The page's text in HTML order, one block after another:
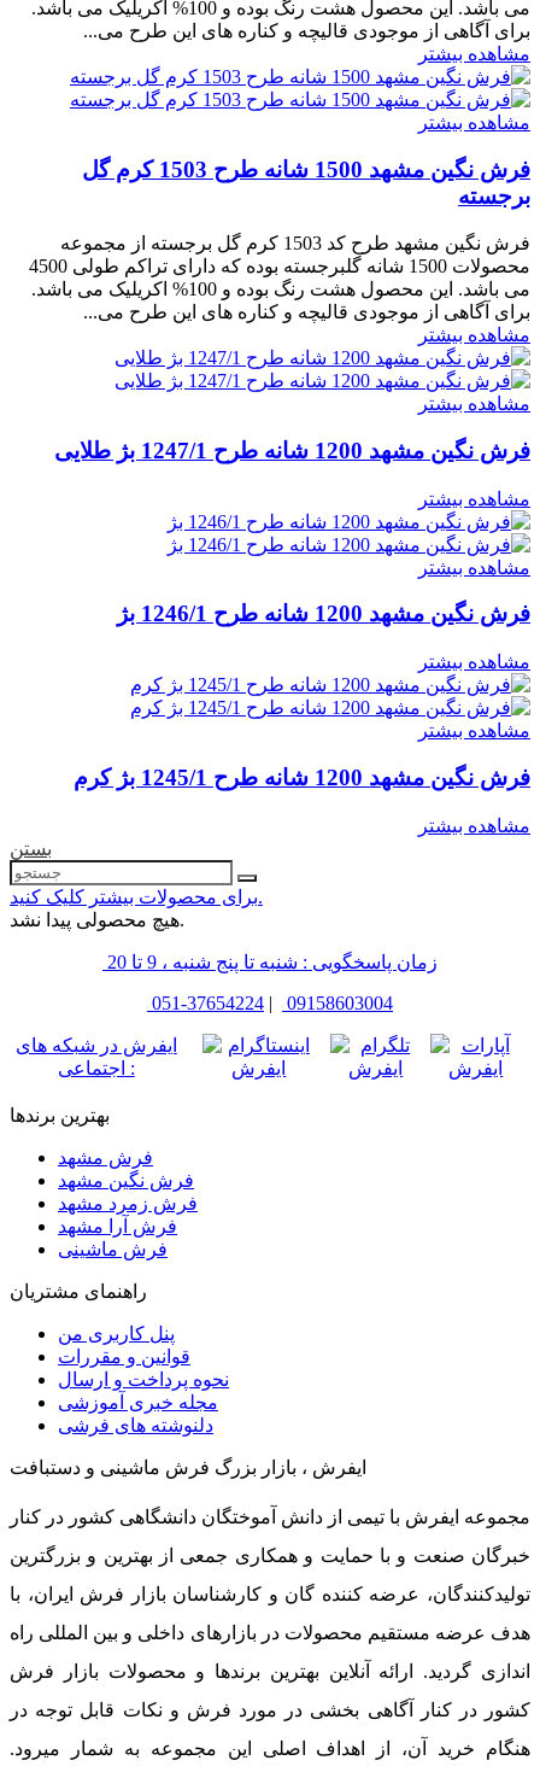
می باشد. این محصول هشت رنگ بوده و 100% اکریلیک می باشد.
برای آگاهی از موجودی قالیچه و کناره های این طرح می...
مشاهده بیشتر
مشاهده بیشتر
فرش نگین مشهد 1500 شانه طرح 1503 کرم گل
برجسته
فرش نگین مشهد طرح کد 1503 کرم گل برجسته از مجموعه
محصولات 1500 شانه گلبرجسته بوده که دارای تراکم طولی 4500
می باشد. این محصول هشت رنگ بوده و 100% اکریلیک می باشد.
برای آگاهی از موجودی قالیچه و کناره های این طرح می...
مشاهده بیشتر
مشاهده بیشتر
فرش نگین مشهد 1200 شانه طرح 1247/1 بژ طلایی
مشاهده بیشتر
مشاهده بیشتر
فرش نگین مشهد 1200 شانه طرح 1246/1 بژ
مشاهده بیشتر
مشاهده بیشتر
فرش نگین مشهد 1200 شانه طرح 1245/1 بژ کرم
مشاهده بیشتر
بستن
برای محصولات بیشتر کلیک کنید.
هیچ محصولی پیدا نشد.
زمان پاسخگویی : شنبه تا پنج شنبه ، 9 تا 20
051-37654224 | 09158603004
ایفرش در شبکه های
اجتماعی :
بهترین برندها
فرش مشهد
فرش نگین مشهد
فرش زمرد مشهد
فرش آرا مشهد
فرش ماشینی
راهنمای مشتریان
پنل کاربری من
قوانین و مقررات
نحوه پرداخت و ارسال
مجله خبری آموزشی
دلنوشته های فرشی
ایفرش ، بازار بزرگ فرش ماشینی و دستبافت
مجموعه ایفرش با تیمی از دانش آموختگان دانشگاهی کشور در کنار
خبرگان صنعت و با حمایت و همکاری جمعی از بهترین و بزرگترین
تولیدکنندگان، عرضه کننده گان و کارشناسان بازار فرش ایران، با
هدف عرضه مستقیم محصولات در بازارهای داخلی و بین المللی راه
اندازی گردید. ارائه آنلاین بهترین برندها و محصولات بازار فرش
کشور در کنار آگاهی بخشی در مورد فرش و نکات قابل توجه در
هنگام خرید آن، از اهداف اصلی این مجموعه به شمار میرود.